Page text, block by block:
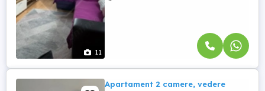
11
Apartament 2 camere, vedere